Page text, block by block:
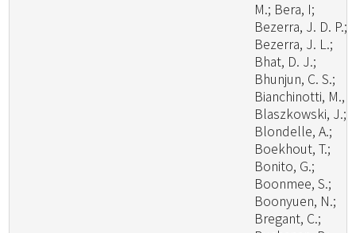
M.; Bera, I;
Bezerra, J. D. P.;
Bezerra, J. L.;
Bhat, D. J.;
Bhunjun, C. S.;
Bianchinotti, M.,
Blaszkowski, J.;
Blondelle, A.;
Boekhout, T.;
Bonito, G.;
Boonmee, S.;
Boonyuen, N.;
Bregant, C.;